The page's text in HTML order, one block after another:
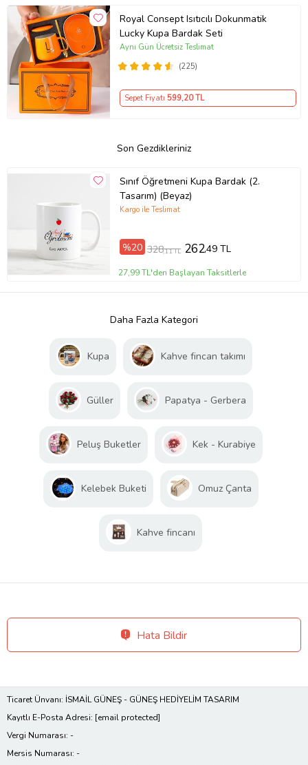
Royal Consept Isıtıcılı Dokunmatik
Lucky Kupa Bardak Seti
(225)
Aynı Gün Ücretsiz Teslimat
Sepet Fiyatı 599,20 TL
Son Gezdikleriniz
Sınıf Öğretmeni Kupa Bardak (2.
Tasarım) (Beyaz)
Kargo ile Teslimat
%20 328,11 TL 262,49 TL
27,99 TL'den Başlayan Taksitlerle
Daha Fazla Kategori
Kupa Kahve fincan takımı
Güller Papatya - Gerbera
Peluş Buketler Kek - Kurabiye
Kelebek Buketi Omuz Çanta
Kahve fincanı
Hata Bildir
Ticaret Ünvanı: İSMAİL GÜNEŞ - GÜNEŞ HEDİYELİM TASARIM
Kayıtlı E-Posta Adresi: [email protected]
Vergi Numarası: -
Mersis Numarası: -